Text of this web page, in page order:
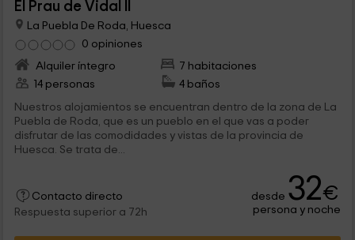
El Prau de Vidal II
La Puebla De Roda, Huesca
0 opiniones
Alquiler íntegro
7 habitaciones
14 personas
4 baños
Nuestros alojamientos se encuentran dentro de la zona de La
Puebla de Roda, que es un pueblo en el que vas a poder
disfrutar de las comodidades y vistas de la provincia de
Huesca. Se trata de...
Contacto directo
Respuesta superior a 72h
desde 32€
persona y noche